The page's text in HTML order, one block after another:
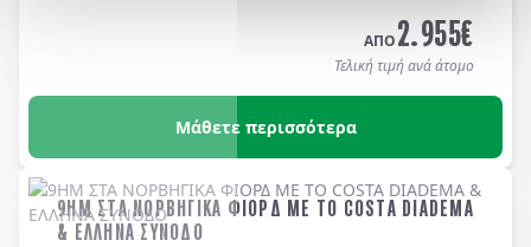
. Διαμονή σε
ΑΠΟ2.955€
Τελική τιμή ανά άτομο
Μάθετε περισσότερα
9ΗΜ ΣΤΑ ΝΟΡΒΗΓΙΚΑ ΦΙΟΡΔ ΜΕ ΤΟ COSTA DIADEMA
& ΕΛΛΗΝΑ ΣΥΝΟΔΟ